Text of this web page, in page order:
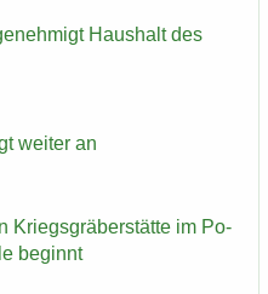
Haus­halt des
wei­ter an
Kriegs­grä­ber­stät­te im Po­
be­ginnt